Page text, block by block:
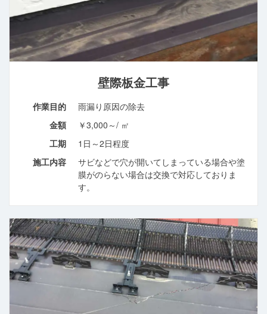
壁際板金工事
作業目的
雨漏り原因の除去
金額
￥3,000～/ ㎡
工期
1日～2日程度
施工内容
サビなどで穴が開いてしまっている場合や塗
膜がのらない場合は交換で対応しておりま
す。